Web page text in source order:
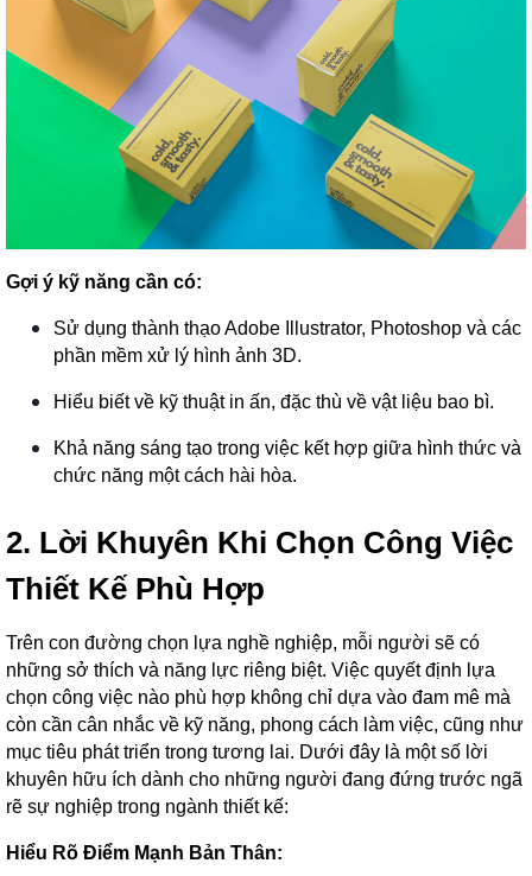
Gợi ý kỹ năng cần có:
Sử dụng thành thạo Adobe Illustrator, Photoshop và các
phần mềm xử lý hình ảnh 3D.
Hiểu biết về kỹ thuật in ấn, đặc thù về vật liệu bao bì.
Khả năng sáng tạo trong việc kết hợp giữa hình thức và
chức năng một cách hài hòa.
2. Lời Khuyên Khi Chọn Công Việc
Thiết Kế Phù Hợp
Trên con đường chọn lựa nghề nghiệp, mỗi người sẽ có
những sở thích và năng lực riêng biệt. Việc quyết định lựa
chọn công việc nào phù hợp không chỉ dựa vào đam mê mà
còn cần cân nhắc về kỹ năng, phong cách làm việc, cũng như
mục tiêu phát triển trong tương lai. Dưới đây là một số lời
khuyên hữu ích dành cho những người đang đứng trước ngã
rẽ sự nghiệp trong ngành thiết kế:
Hiểu Rõ Điểm Mạnh Bản Thân: